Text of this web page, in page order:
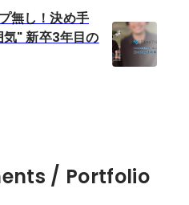
無し！決め手
" 新卒3年目の
/ Portfolio